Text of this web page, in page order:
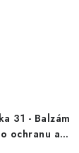
31 - Balzám
ochranu a